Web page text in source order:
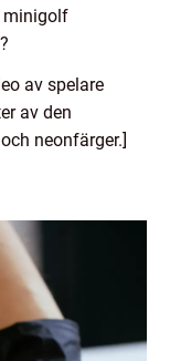
minigolf
av spelare
av den
neonfärger.]